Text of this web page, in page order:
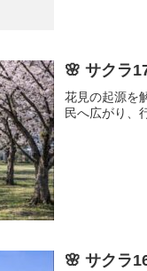
🌸 サクラ
花見の起源を
民へ広がり、
🌸 サクラ